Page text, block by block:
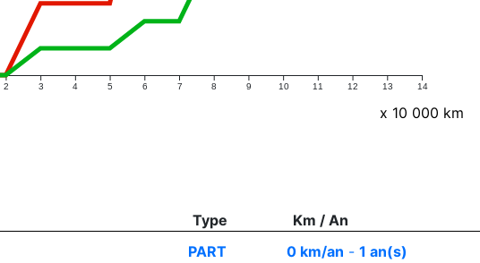
2 3 4 5 6 7 8 9 10 11 12 13 14
x 10 000 km
Type
Km / An
PART 0 km/an -1 an(s)